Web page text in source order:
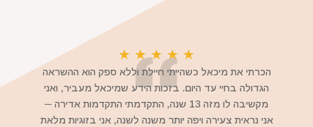
★
★
★
★
★
הכרתי את מיכאל כשהייתי חיילת וללא ספק הוא ההשראה
הגדולה בחיי עד היום. בזכות הידע שמיכאל מעביר, ואני
מקשיבה לו מזה 13 שנה, התקדמתי התקדמות אדירה ─
אני נראית צעירה ויפה יותר משנה לשנה, אני בזוגיות מלאת